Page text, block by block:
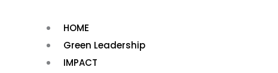
HOME
Green Leadership
IMPACT